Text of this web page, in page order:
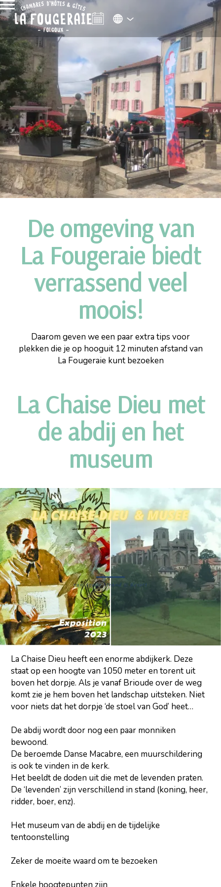
De omgeving van
La Fougeraie biedt
verrassend veel
moois!
Daarom geven we een paar extra tips voor
plekken die je op hooguit 12 minuten afstand van
La Fougeraie kunt bezoeken
La Chaise Dieu met
de abdij en het
museum
La Chaise Dieu heeft een enorme abdijkerk. Deze
staat op een hoogte van 1050 meter en torent uit
boven het dorpje. Als je vanaf Brioude over de weg
komt zie je hem boven het landschap uitsteken. Niet
voor niets dat het dorpje ‘de stoel van God’ heet…
De abdij wordt door nog een paar monniken
bewoond.
De beroemde Danse Macabre, een muurschildering
is ook te vinden in de kerk.
Het beeldt de doden uit die met de levenden praten.
De ‘levenden’ zijn verschillend in stand (koning, heer,
ridder, boer, enz).
Het museum van de abdij en de tijdelijke
tentoonstelling
Zeker de moeite waard om te bezoeken